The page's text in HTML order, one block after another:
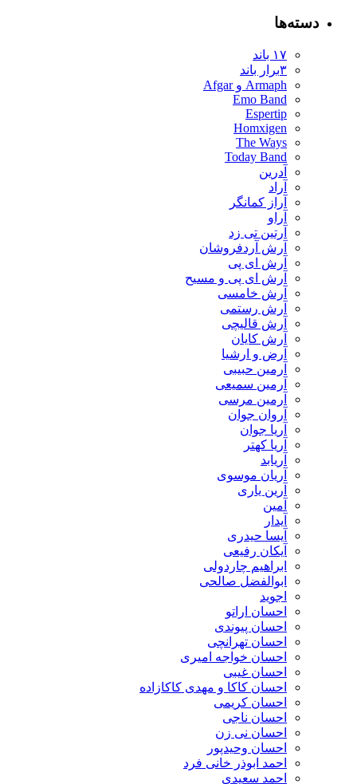
دسته‌ها
۱۷ باند
۳برار باند
Armaph و Afgar
Emo Band
Espertip
Homxigen
The Ways
Today Band
آدرین
آراد
آراز کمانگر
آراو
آرتین تی زد
آرش آردفروشان
آرش ای پی
آرش ای پی و مسیح
آرش خامسی
آرش رستمی
آرش قالیچی
آرش کایان
​آرض و ارشیا
آرمین حبیبی
آرمین سمیعی
آرمین مرسی
آروان جوان
آریا جوان
آریا کهتر
آریابد
آریان موسوی
آرین یاری
آمین
آیدار
آیسا حیدری
آیکان رفیعی
ابراهیم چاردولی
ابوالفضل صالحی
اجوید
احسان اراتو
احسان پیوندی
احسان تهرانچی
احسان خواجه امیری
احسان غیبی
احسان کاکا و مهدی کاکازاده
احسان کریمی
احسان ناجی
احسان نی زن
احسان وحیدپور
احمد ابوذر خانی فرد
احمد سعیدی